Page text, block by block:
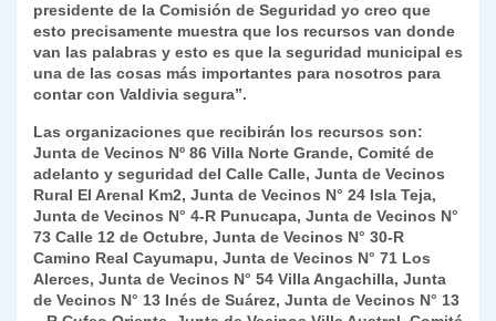
presidente de la Comisión de Seguridad yo creo que
esto precisamente muestra que los recursos van donde
van las palabras y esto es que la seguridad municipal es
una de las cosas más importantes para nosotros para
contar con Valdivia segura”.
Las organizaciones que recibirán los recursos son:
Junta de Vecinos Nº 86 Villa Norte Grande, Comité de
adelanto y seguridad del Calle Calle, Junta de Vecinos
Rural El Arenal Km2, Junta de Vecinos N° 24 Isla Teja,
Junta de Vecinos N° 4-R Punucapa, Junta de Vecinos N°
73 Calle 12 de Octubre, Junta de Vecinos N° 30-R
Camino Real Cayumapu, Junta de Vecinos N° 71 Los
Alerces, Junta de Vecinos N° 54 Villa Angachilla, Junta
de Vecinos N° 13 Inés de Suárez, Junta de Vecinos N° 13